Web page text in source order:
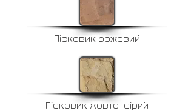
Пісковик рожевий
Пісковик жовто-сірий